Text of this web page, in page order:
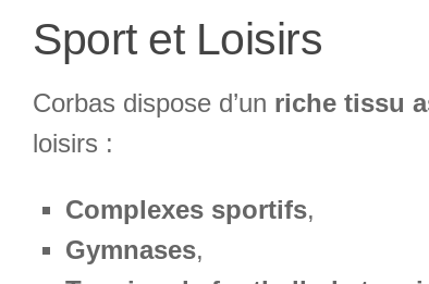
Sport et Loisirs
Corbas dispose d’un riche tissu
loisirs :
Complexes sportifs,
Gymnases,